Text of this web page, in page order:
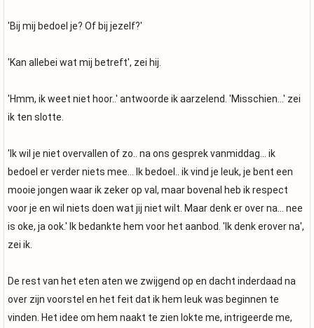
'Bij mij bedoel je? Of bij jezelf?'
'Kan allebei wat mij betreft', zei hij.
'Hmm, ik weet niet hoor..' antwoorde ik aarzelend. 'Misschien...' zei
ik ten slotte.
'Ik wil je niet overvallen of zo.. na ons gesprek vanmiddag... ik
bedoel er verder niets mee... Ik bedoel.. ik vind je leuk, je bent een
mooie jongen waar ik zeker op val, maar bovenal heb ik respect
voor je en wil niets doen wat jij niet wilt. Maar denk er over na... nee
is oke, ja ook.' Ik bedankte hem voor het aanbod. 'Ik denk erover na',
zei ik.
De rest van het eten aten we zwijgend op en dacht inderdaad na
over zijn voorstel en het feit dat ik hem leuk was beginnen te
vinden. Het idee om hem naakt te zien lokte me, intrigeerde me,